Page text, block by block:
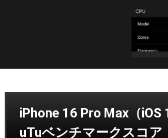
iPhone 16 Pro Max（iOS
uTuベンチマークスコア